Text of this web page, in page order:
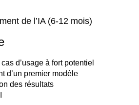
de l’IA (6-12 mois)
d’usage à fort potentiel
d’un premier modèle
des résultats